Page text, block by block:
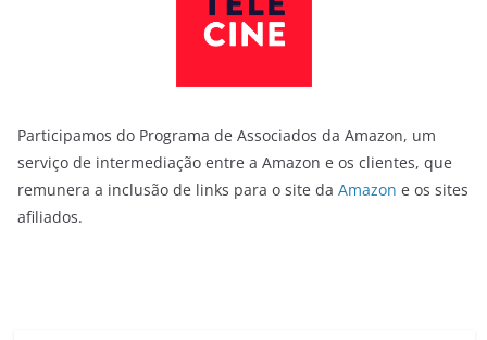
Participamos do Programa de Associados da Amazon, um
serviço de intermediação entre a Amazon e os clientes, que
remunera a inclusão de links para o site da Amazon e os sites
afiliados.